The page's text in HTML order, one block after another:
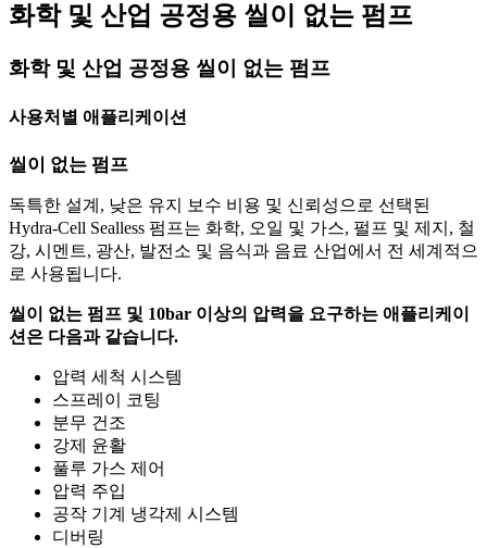
화학 및 산업 공정용 씰이 없는 펌프
화학 및 산업 공정용 씰이 없는 펌프
사용처별 애플리케이션
씰이 없는 펌프
독특한 설계, 낮은 유지 보수 비용 및 신뢰성으로 선택된
Hydra-Cell Sealless 펌프는 화학, 오일 및 가스, 펄프 및 제지, 철
강, 시멘트, 광산, 발전소 및 음식과 음료 산업에서 전 세계적으
로 사용됩니다.
씰이 없는 펌프 및 10bar 이상의 압력을 요구하는 애플리케이
션은 다음과 같습니다.
압력 세척 시스템
스프레이 코팅
분무 건조
강제 윤활
풀루 가스 제어
압력 주입
공작 기계 냉각제 시스템
디버링